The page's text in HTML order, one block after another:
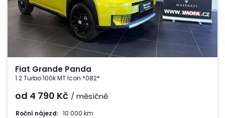
Fiat Grande Panda
1.2 Turbo 100k MT Icon *082*
od 4 790 Kč / měsíčně
Roční nájezd: 10 000 km